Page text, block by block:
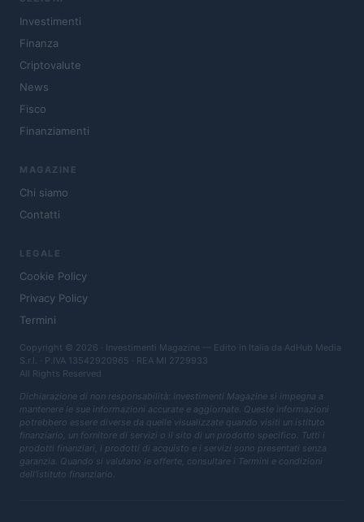
Investimenti
Finanza
Criptovalute
News
Fisco
Finanziamenti
MAGAZINE
Chi siamo
Contatti
LEGALE
Cookie Policy
Privacy Policy
Termini
Copyright © 2026 · Investimenti Magazine — Edito in Italia da AdHub Media
S.r.l. · P.IVA 13542920965 · REA MI 2729933
All Rights Reserved
Dichiarazione di non responsabilità: Investimenti Magazine si impegna a
mantenere le sue informazioni accurate e aggiornate. Queste informazioni
potrebbero essere diverse da quelle visualizzate quando visiti un istituto
finanziario, un fornitore di servizi o il sito di un prodotto specifico. Tutti i
prodotti finanziari, i prodotti di acquisto e i servizi sono presentati senza
garanzia. Quando si valutano le offerte, consultare i Termini e condizioni
dell'istituto finanziario.